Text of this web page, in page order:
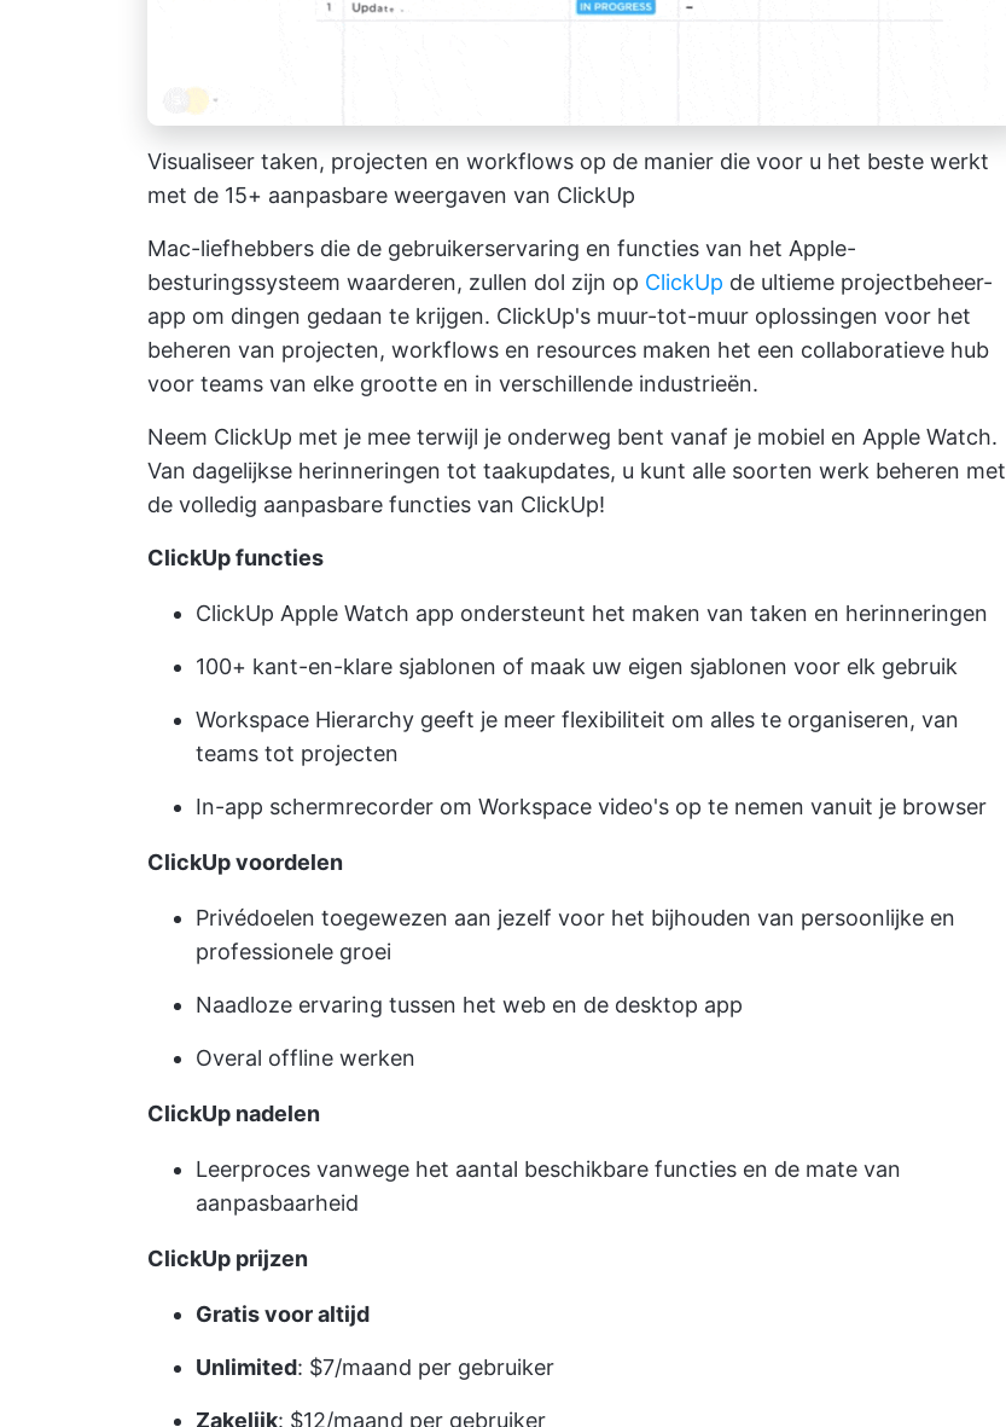
Visualiseer taken, projecten en workflows op de manier die voor u het beste werkt
met de 15+ aanpasbare weergaven van ClickUp
Mac-liefhebbers die de gebruikerservaring en functies van het Apple-
besturingssysteem waarderen, zullen dol zijn op ClickUp de ultieme projectbeheer-
app om dingen gedaan te krijgen. ClickUp's muur-tot-muur oplossingen voor het
beheren van projecten, workflows en resources maken het een collaboratieve hub
voor teams van elke grootte en in verschillende industrieën.
Neem ClickUp met je mee terwijl je onderweg bent vanaf je mobiel en Apple Watch.
Van dagelijkse herinneringen tot taakupdates, u kunt alle soorten werk beheren met
de volledig aanpasbare functies van ClickUp!
ClickUp functies
ClickUp Apple Watch app ondersteunt het maken van taken en herinneringen
100+ kant-en-klare sjablonen of maak uw eigen sjablonen voor elk gebruik
Workspace Hierarchy geeft je meer flexibiliteit om alles te organiseren, van
teams tot projecten
In-app schermrecorder om Workspace video's op te nemen vanuit je browser
ClickUp voordelen
Privédoelen toegewezen aan jezelf voor het bijhouden van persoonlijke en
professionele groei
Naadloze ervaring tussen het web en de desktop app
Overal offline werken
ClickUp nadelen
Leerproces vanwege het aantal beschikbare functies en de mate van
aanpasbaarheid
ClickUp prijzen
Gratis voor altijd
Unlimited: $7/maand per gebruiker
Zakelijk: $12/maand per gebruiker